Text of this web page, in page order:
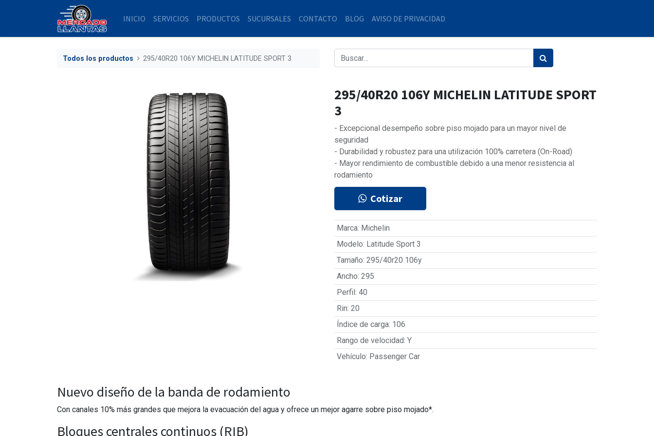
INICIO SERVICIOS PRODUCTOS SUCURSALES CONTACTO BLOG AVISO DE PRIVACIDAD
Todos los productos 295/40R20 106Y MICHELIN LATITUDE SPORT 3
295/40R20 106Y MICHELIN LATITUDE SPORT
3
- Excepcional desempeño sobre piso mojado para un mayor nivel de
seguridad
- Durabilidad y robustez para una utilización 100% carretera (On-Road)
- Mayor rendimiento de combustible debido a una menor resistencia al
rodamiento
Cotizar
Marca: Michelin
Modelo: Latitude Sport 3
Tamaño: 295/40r20 106y
Ancho: 295
Perfil: 40
Rin: 20
Índice de carga: 106
Rango de velocidad: Y
Vehículo: Passenger Car
Nuevo diseño de la banda de rodamiento
Con canales 10% más grandes que mejora la evacuación del agua y ofrece un mejor agarre sobre piso mojado*.
Bloques centrales continuos (RIB)